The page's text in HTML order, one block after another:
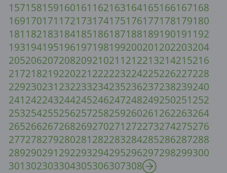
157158159160161 162163164165166167168
169170171 172173174175176177178179180
181 182183184185186187188189190191 192
193194195196197198199200201202203204
205206207208209210211212213214215216
217218219220221222223224225226227228
229230231232233234235236237238239240
241242243244245246247248249250251252
253254255256257258259260261262263264
265266267268269270271272273274275276
277278279280281282283284285286287288
289290291292293294295296297298299300
301302303304305306307308